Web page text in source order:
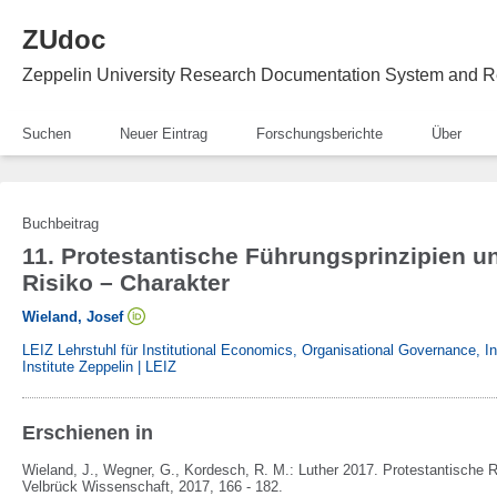
ZUdoc
Zeppelin University Research Documentation System and
Suchen Neuer Eintrag Forschungsberichte Über
Buchbeitrag
11. Protestantische Führungsprinzipien
Risiko – Charakter
Wieland, Josef
LEIZ Lehrstuhl für Institutional Economics, Organisational Governance,
Institute Zeppelin | LEIZ
Erschienen in
Wieland, J., Wegner, G., Kordesch, R. M.: Luther 2017. Protestantische
Velbrück Wissenschaft, 2017, 166 - 182.